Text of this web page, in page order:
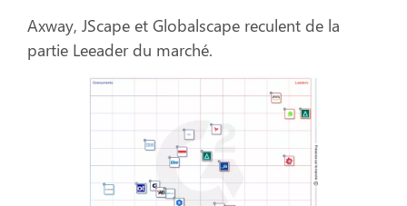
Axway, JScape et Globalscape reculent de la
partie Leeader du marché.